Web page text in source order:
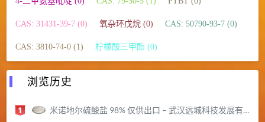
CAS: 31431-39-7 (0) 氧杂环戊烷 (0) CAS: 50790-93-7 (0)
CAS: 3810-74-0 (1) 柠檬酸三甲酯 (0)
浏览历史
米诺地尔硫酸盐 98% 仅供出口 – 武汉远城科技发展有限公司